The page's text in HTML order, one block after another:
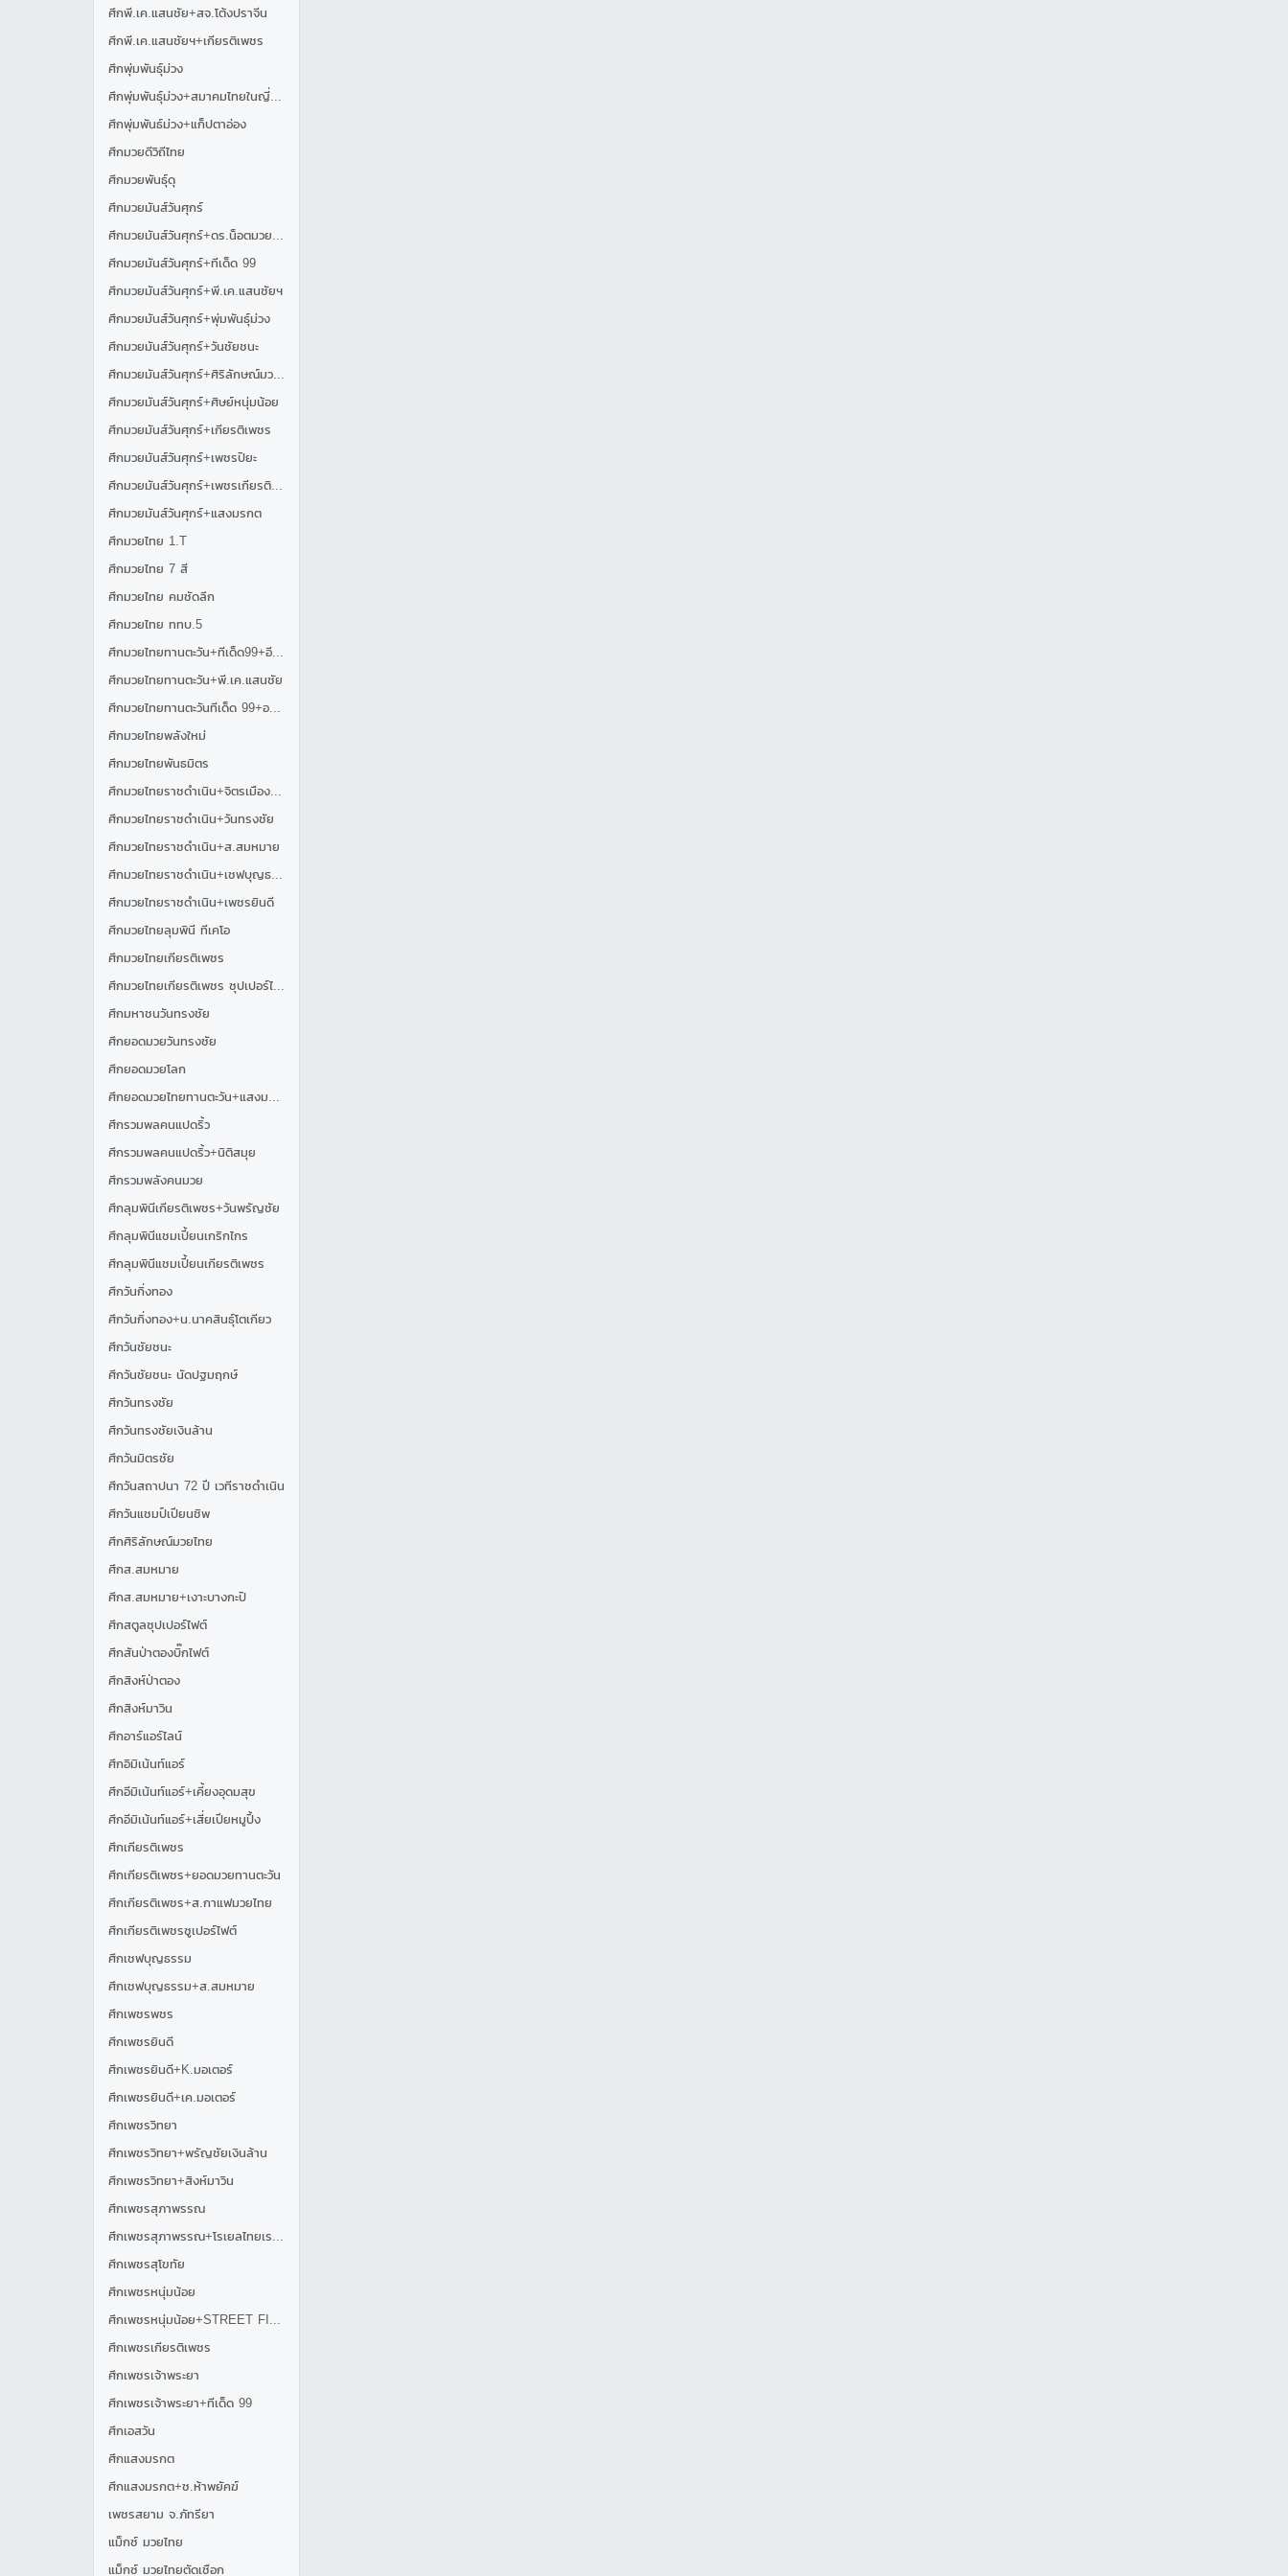
ศึกพี.เค.แสนชัย+สจ.โต้งปราจีน
ศึกพี.เค.แสนชัยฯ+เกียรติเพชร
ศึกพุ่มพันธุ์ม่วง
ศึกพุ่มพันธุ์ม่วง+สมาคมไทยในญี่ปุ่น
ศึกพุ่มพันธ์ม่วง+แก็ปตาอ่อง
ศึกมวยดีวิถีไทย
ศึกมวยพันธุ์ดุ
ศึกมวยมันส์วันศุกร์
ศึกมวยมันส์วันศุกร์+ดร.น็อตมวยไทย
ศึกมวยมันส์วันศุกร์+ทีเด็ด 99
ศึกมวยมันส์วันศุกร์+พี.เค.แสนชัยฯ
ศึกมวยมันส์วันศุกร์+พุ่มพันธุ์ม่วง
ศึกมวยมันส์วันศุกร์+วันชัยชนะ
ศึกมวยมันส์วันศุกร์+ศิริลักษณ์มวยไทย
ศึกมวยมันส์วันศุกร์+ศิษย์หนุ่มน้อย
ศึกมวยมันส์วันศุกร์+เกียรติเพชร
ศึกมวยมันส์วันศุกร์+เพชรปิยะ
ศึกมวยมันส์วันศุกร์+เพชรเกียรติเพชร
ศึกมวยมันส์วันศุกร์+แสงมรกต
ศึกมวยไทย 1.T
ศึกมวยไทย 7 สี
ศึกมวยไทย คมชัดลึก
ศึกมวยไทย ททบ.5
ศึกมวยไทยทานตะวัน+ทีเด็ด99+อีมิเน้นท์แอร์
ศึกมวยไทยทานตะวัน+พี.เค.แสนชัย
ศึกมวยไทยทานตะวันทีเด็ด 99+อาร์แอร์ไลน์
ศึกมวยไทยพลังใหม่
ศึกมวยไทยพันธมิตร
ศึกมวยไทยราชดำเนิน+จิตรเมืองนนท์
ศึกมวยไทยราชดำเนิน+วันทรงชัย
ศึกมวยไทยราชดำเนิน+ส.สมหมาย
ศึกมวยไทยราชดำเนิน+เชฟบุญธรรม
ศึกมวยไทยราชดำเนิน+เพชรยินดี
ศึกมวยไทยลุมพินี ทีเคโอ
ศึกมวยไทยเกียรติเพชร
ศึกมวยไทยเกียรติเพชร ซุปเปอร์ไฟต์
ศึกมหาชนวันทรงชัย
ศึกยอดมวยวันทรงชัย
ศึกยอดมวยโลก
ศึกยอดมวยไทยทานตะวัน+แสงมรกต
ศึกรวมพลคนแปดริ้ว
ศึกรวมพลคนแปดริ้ว+นิติสมุย
ศึกรวมพลังคนมวย
ศึกลุมพินีเกียรติเพชร+วันพรัญชัย
ศึกลุมพินีแชมเปี้ยนเกริกไกร
ศึกลุมพินีแชมเปี้ยนเกียรติเพชร
ศึกวันกิ่งทอง
ศึกวันกิ่งทอง+น.นาคสินธุ์โตเกียว
ศึกวันชัยชนะ
ศึกวันชัยชนะ นัดปฐมฤกษ์
ศึกวันทรงชัย
ศึกวันทรงชัยเงินล้าน
ศึกวันมิตรชัย
ศึกวันสถาปนา 72 ปี เวทีราชดำเนิน
ศึกวันแชมป์เปียนชิพ
ศึกศิริลักษณ์มวยไทย
ศึกส.สมหมาย
ศึกส.สมหมาย+เงาะบางกะปิ
ศึกสตูลซุปเปอร์ไฟต์
ศึกสันป่าตองบิ๊กไฟต์
ศึกสิงห์ป่าตอง
ศึกสิงห์มาวิน
ศึกอาร์แอร์ไลน์
ศึกอิมิเน้นท์แอร์
ศึกอีมิเน้นท์แอร์+เคี้ยงอุดมสุข
ศึกอีมิเน้นท์แอร์+เสี่ยเปียหมูปิ้ง
ศึกเกียรติเพชร
ศึกเกียรติเพชร+ยอดมวยทานตะวัน
ศึกเกียรติเพชร+ส.กาแฟมวยไทย
ศึกเกียรติเพชรซูเปอร์ไฟต์
ศึกเชฟบุญธรรม
ศึกเชฟบุญธรรม+ส.สมหมาย
ศึกเพชรพชร
ศึกเพชรยินดี
ศึกเพชรยินดี+K.มอเตอร์
ศึกเพชรยินดี+เค.มอเตอร์
ศึกเพชรวิทยา
ศึกเพชรวิทยา+พรัญชัยเงินล้าน
ศึกเพชรวิทยา+สิงห์มาวิน
ศึกเพชรสุภาพรรณ
ศึกเพชรสุภาพรรณ+โรเยลไทยเรสซิเด้นซ์
ศึกเพชรสุโขทัย
ศึกเพชรหนุ่มน้อย
ศึกเพชรหนุ่มน้อย+STREET FIGHT
ศึกเพชรเกียรติเพชร
ศึกเพชรเจ้าพระยา
ศึกเพชรเจ้าพระยา+ทีเด็ด 99
ศึกเอสวัน
ศึกแสงมรกต
ศึกแสงมรกต+ช.ห้าพยัคฆ์
เพชรสยาม จ.ภัทรียา
แม็กซ์ มวยไทย
แม็กซ์ มวยไทยตัดเชือก